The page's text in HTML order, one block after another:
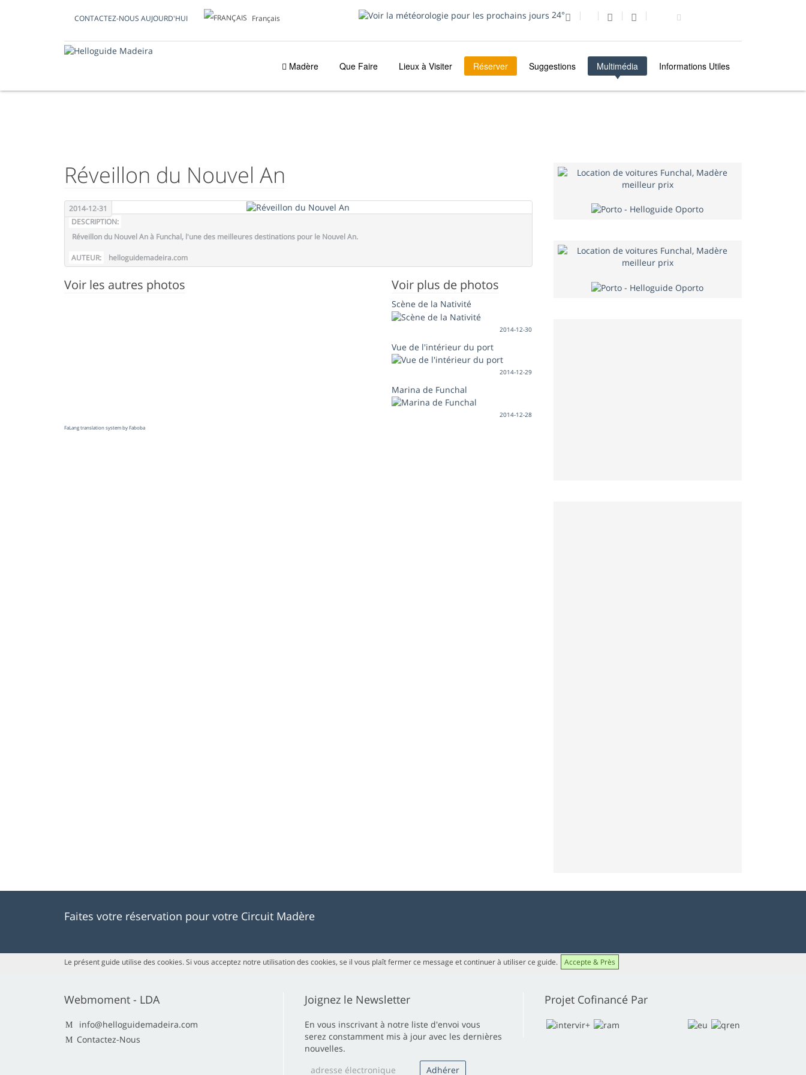
CONTACTEZ-NOUS AUJOURD'HUI Français 24°
Madère Que Faire Lieux à Visiter Réserver Suggestions Multimédia Informations Utiles
Réveillon du Nouvel An
2014-12-31
DESCRIPTION:
Réveillon du Nouvel An à Funchal, l'une des meilleures destinations pour le Nouvel An.
AUTEUR: helloguidemadeira.com
Voir les autres photos Voir plus de photos
Scène de la Nativité
2014-12-30
Vue de l'intérieur du port
2014-12-29
Marina de Funchal
2014-12-28
FaLang translation system by Faboba
Faites votre réservation pour votre Circuit Madère
Le présent guide utilise des cookies. Si vous acceptez notre utilisation des cookies, se il vous plaît fermer ce message et continuer à utiliser ce guide. Accepte & Près
Webmoment - LDA
info@helloguidemadeira.com
Contactez-Nous
Joignez le Newsletter
En vous inscrivant à notre liste d'envoi vous
serez constamment mis à jour avec les dernières
nouvelles.
Projet Cofinancé Par